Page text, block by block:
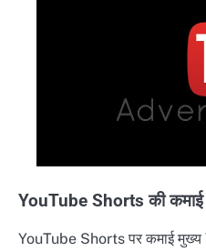
YouTube Shorts की
YouTube Shorts पर कमाई